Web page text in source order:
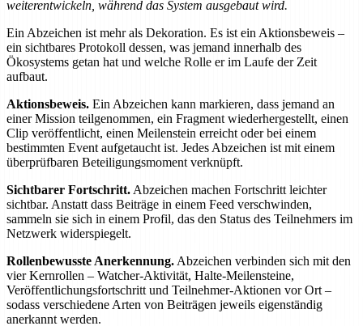
weiterentwickeln, während das System ausgebaut wird.
Ein Abzeichen ist mehr als Dekoration. Es ist ein Aktionsbeweis –
ein sichtbares Protokoll dessen, was jemand innerhalb des
Ökosystems getan hat und welche Rolle er im Laufe der Zeit
aufbaut.
Aktionsbeweis. Ein Abzeichen kann markieren, dass jemand an
einer Mission teilgenommen, ein Fragment wiederhergestellt, einen
Clip veröffentlicht, einen Meilenstein erreicht oder bei einem
bestimmten Event aufgetaucht ist. Jedes Abzeichen ist mit einem
überprüfbaren Beteiligungsmoment verknüpft.
Sichtbarer Fortschritt. Abzeichen machen Fortschritt leichter
sichtbar. Anstatt dass Beiträge in einem Feed verschwinden,
sammeln sie sich in einem Profil, das den Status des Teilnehmers im
Netzwerk widerspiegelt.
Rollenbewusste Anerkennung. Abzeichen verbinden sich mit den
vier Kernrollen – Watcher-Aktivität, Halte-Meilensteine,
Veröffentlichungsfortschritt und Teilnehmer-Aktionen vor Ort –
sodass verschiedene Arten von Beiträgen jeweils eigenständig
anerkannt werden.